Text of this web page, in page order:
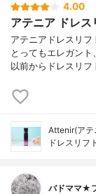
4.00
アテニア ドレ
アテニアドレスリ
とってもエレガント
以前からドレスリ
Attenir(アテ
ドレスリフ
バドママ★